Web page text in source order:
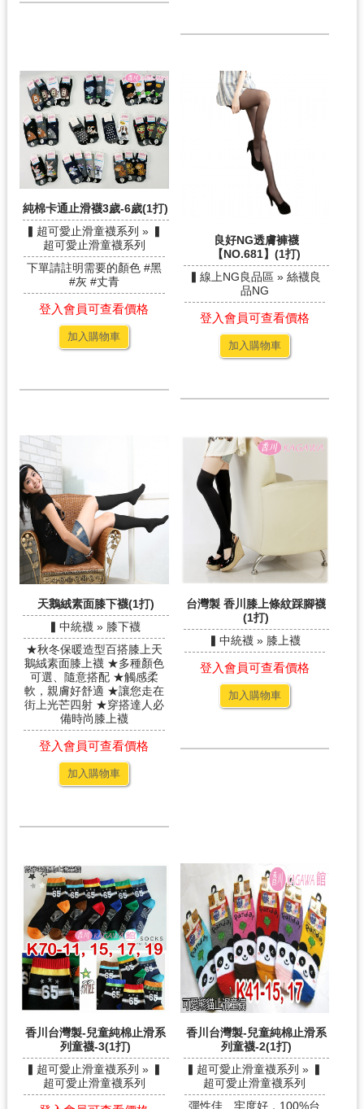
純棉卡通止滑襪3歲-6歲(1打)
▍超可愛止滑童襪系列 » ▍
超可愛止滑童襪系列
下單請註明需要的顏色 #黑
#灰 #丈青
登入會員可查看價格
加入購物車
良好NG透膚褲襪
【NO.681】(1打)
▍線上NG良品區 » 絲襪良
品NG
登入會員可查看價格
加入購物車
天鵝絨素面膝下襪(1打)
▍中統襪 » 膝下襪
★秋冬保暖造型百搭膝上天
鵝絨素面膝上襪 ★多種顏色
可選、隨意搭配 ★觸感柔
軟，親膚好舒適 ★讓您走在
街上光芒四射 ★穿搭達人必
備時尚膝上襪
登入會員可查看價格
加入購物車
台灣製 香川膝上條紋踩腳襪
(1打)
▍中統襪 » 膝上襪
登入會員可查看價格
加入購物車
香川台灣製-兒童純棉止滑系
列童襪-3(1打)
▍超可愛止滑童襪系列 » ▍
超可愛止滑童襪系列
香川台灣製-兒童純棉止滑系
列童襪-2(1打)
▍超可愛止滑童襪系列 » ▍
超可愛止滑童襪系列
彈性佳、牢度好，100%台